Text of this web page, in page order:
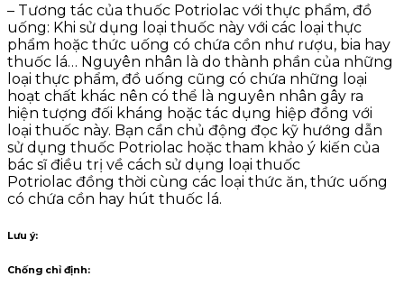
– Tương tác của thuốc Potriolac với thực phẩm, đồ
uống: Khi sử dụng loại thuốc này với các loại thực
phẩm hoặc thức uống có chứa cồn như rượu, bia hay
thuốc lá… Nguyên nhân là do thành phần của những
loại thực phẩm, đồ uống cũng có chứa những loại
hoạt chất khác nên có thể là nguyên nhân gây ra
hiện tượng đối kháng hoặc tác dụng hiệp đồng với
loại thuốc này. Bạn cần chủ động đọc kỹ hướng dẫn
sử dụng thuốc Potriolac hoặc tham khảo ý kiến của
bác sĩ điều trị về cách sử dụng loại thuốc
Potriolac đồng thời cùng các loại thức ăn, thức uống
có chứa cồn hay hút thuốc lá.
Lưu ý:
Chống chỉ định: